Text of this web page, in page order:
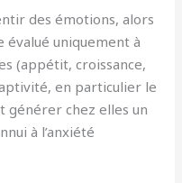
des émotions, alors
uniquement à
(appétit, croissance,
en particulier le
générer chez elles un
à l’anxiété